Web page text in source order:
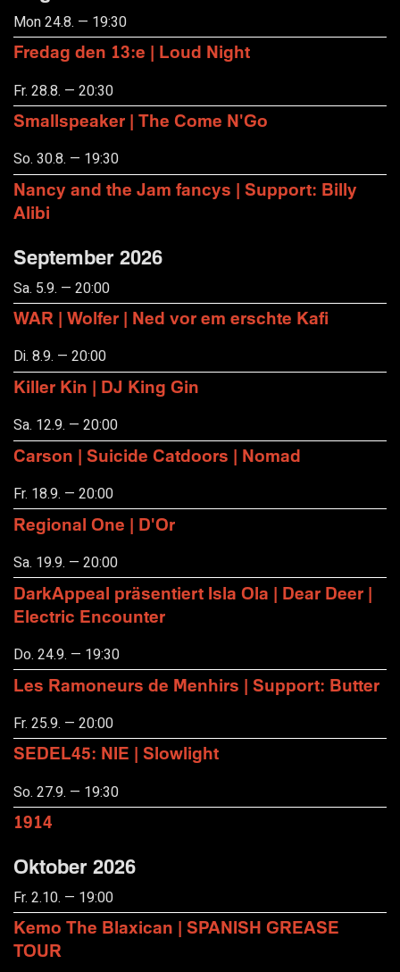
Mon 24.8. — 19:30
Fredag den 13:e | Loud Night
Fr. 28.8. — 20:30
Smallspeaker | The Come N'Go
So. 30.8. — 19:30
Nancy and the Jam fancys | Support: Billy
Alibi
September 2026
Sa. 5.9. — 20:00
WAR | Wolfer | Ned vor em erschte Kafi
Di. 8.9. — 20:00
Killer Kin | DJ King Gin
Sa. 12.9. — 20:00
Carson | Suicide Catdoors | Nomad
Fr. 18.9. — 20:00
Regional One | D'Or
Sa. 19.9. — 20:00
DarkAppeal präsentiert Isla Ola | Dear Deer |
Electric Encounter
Do. 24.9. — 19:30
Les Ramoneurs de Menhirs | Support: Butter
Fr. 25.9. — 20:00
SEDEL45: NIE | Slowlight
So. 27.9. — 19:30
1914
Oktober 2026
Fr. 2.10. — 19:00
Kemo The Blaxican | SPANISH GREASE
TOUR